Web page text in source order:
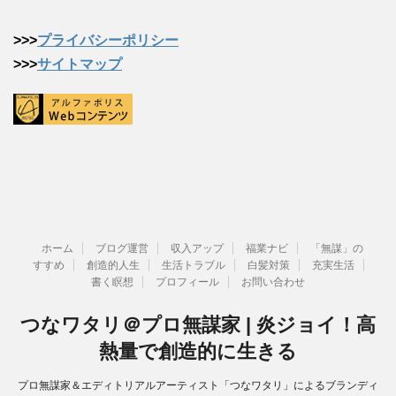
>>>プライバシーポリシー
>>>サイトマップ
ホーム ブログ運営 収入アップ 福業ナビ
「無謀」の
すすめ
創造的人生 生活トラブル 白髪対策
充実生活
書く瞑想
プロフィール お問い合わせ
つなワタリ＠プロ無謀家 | 炎ジョイ！高
熱量で創造的に生きる
プロ無謀家＆エディトリアルアーティスト「つなワタリ」によるブランディ